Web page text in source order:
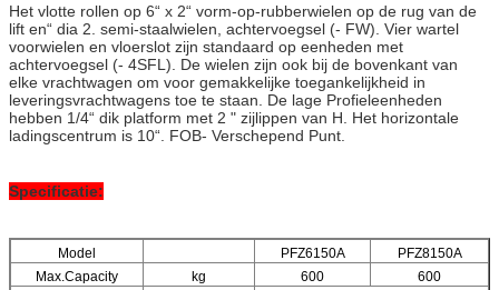
Het vlotte rollen op 6“ x 2“ vorm-op-rubberwielen op de rug van de
lift en“ dia 2. semi-staalwielen, achtervoegsel (- FW). Vier wartel
voorwielen en vloerslot zijn standaard op eenheden met
achtervoegsel (- 4SFL). De wielen zijn ook bij de bovenkant van
elke vrachtwagen om voor gemakkelijke toegankelijkheid in
leveringsvrachtwagens toe te staan. De lage Profieleenheden
hebben 1/4“ dik platform met 2 " zijlippen van H. Het horizontale
ladingscentrum is 10“. FOB- Verschepend Punt.
Specificatie:
Model PFZ6150A
PFZ8150A
Max.Capacity
kg 600
600